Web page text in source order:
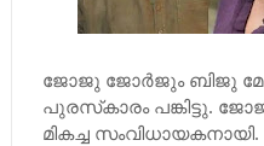
ജോജു ജോര്‍ജും ബിജു
പുരസ്‌കാരം പങ്കിട്ടു.
മികച്ച